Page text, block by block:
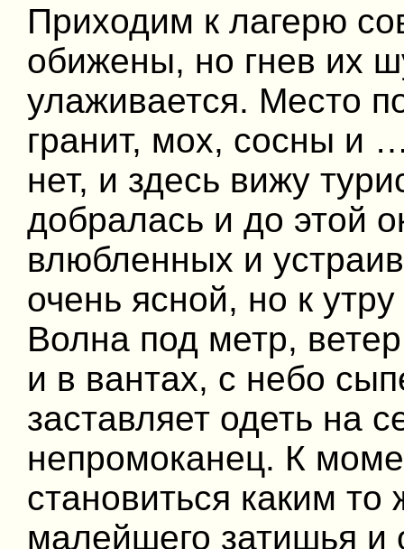
Приходим к лагерю
обижены, но гнев их
улаживается. Место
гранит, мох, сосны и
нет, и здесь вижу
добралась и до этой
влюбленных и
очень ясной, но к
Волна под метр,
и в вантах, с небо
заставляет одеть на
непромоканец. К
становиться каким
малейшего затишья и